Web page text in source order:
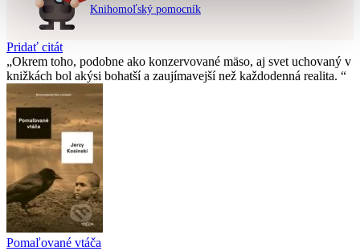
Knihomoľský pomocník
Pridať citát
Okrem toho, podobne ako konzervované mäso, aj svet uchovaný v
knižkách bol akýsi bohatší a zaujímavejší než každodenná realita.
Pomaľované vtáča